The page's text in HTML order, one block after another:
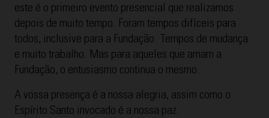
este é o primeiro evento presencial que realizamos
depois de muito tempo. Foram tempos difíceis para
todos, inclusive para a Fundação. Tempos de mudança
e muito trabalho. Mas para aqueles que amam a
Fundação, o entusiasmo continua o mesmo.
A vossa presença é a nossa alegria, assim como o
Espírito Santo invocado é a nossa paz.